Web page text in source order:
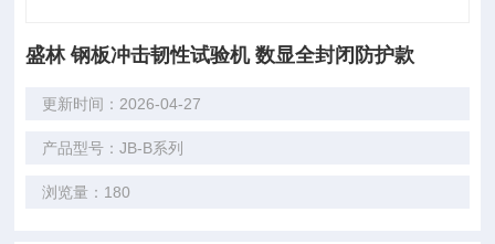
盛林 钢板冲击韧性试验机 数显全封闭防护款
更新时间：2026-04-27
产品型号：JB-B系列
浏览量：180